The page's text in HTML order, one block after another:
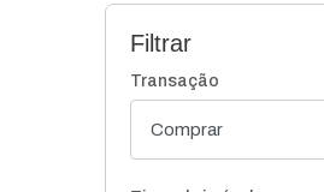
Filtrar
Transação